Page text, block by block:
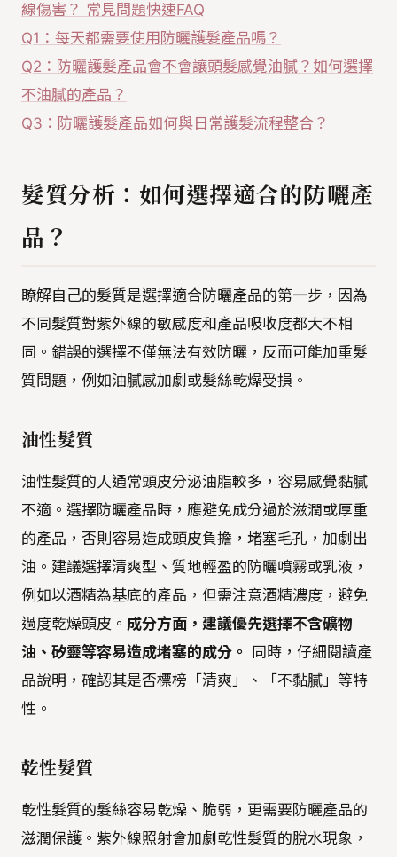
線傷害？ 常見問題快速FAQ
Q1：每天都需要使用防曬護髮產品嗎？
Q2：防曬護髮產品會不會讓頭髮感覺油膩？如何選擇
不油膩的產品？
Q3：防曬護髮產品如何與日常護髮流程整合？
髮質分析：如何選擇適合的防曬產
品？
瞭解自己的髮質是選擇適合防曬產品的第一步，因為
不同髮質對紫外線的敏感度和產品吸收度都大不相
同。錯誤的選擇不僅無法有效防曬，反而可能加重髮
質問題，例如油膩感加劇或髮絲乾燥受損。
油性髮質
油性髮質的人通常頭皮分泌油脂較多，容易感覺黏膩
不適。選擇防曬產品時，應避免成分過於滋潤或厚重
的產品，否則容易造成頭皮負擔，堵塞毛孔，加劇出
油。建議選擇清爽型、質地輕盈的防曬噴霧或乳液，
例如以酒精為基底的產品，但需注意酒精濃度，避免
過度乾燥頭皮。 成分方面，建議優先選擇不含礦物
油、矽靈等容易造成堵塞的成分。
同時，仔細閱讀產
品說明，確認其是否標榜「清爽」、「不黏膩」等特
性。
乾性髮質
乾性髮質的髮絲容易乾燥、脆弱，更需要防曬產品的
滋潤保護。紫外線照射會加劇乾性髮質的脫水現象，